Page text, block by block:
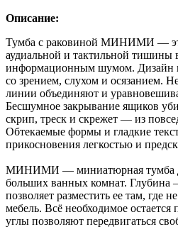
Описание:
Тумба с раковиной МИНИМИ —
аудиальной и тактильной тишины
информационным шумом. Дизайн
со зрением, слухом и осязанием.
линии объединяют и
Бесшумное закрывание ящиков
скрип, треск и скрежет — из
Обтекаемые формы и гладкие
прикосновения легкостью и
МИНИМИ — миниатюрная тумба
больших ванных комнат. Глубина
позволяет разместить ее там, где
мебель. Всё необходимое остается
углы позволяют передвигаться